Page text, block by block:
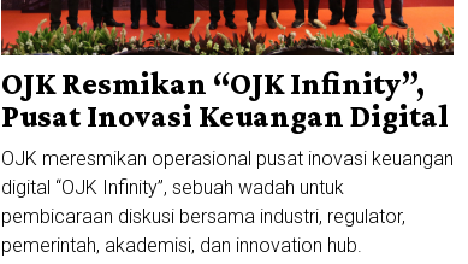
OJK Resmikan “OJK Infinity”,
Pusat Inovasi Keuangan Digital
OJK meresmikan operasional pusat inovasi keuangan
digital “OJK Infinity”, sebuah wadah untuk
pembicaraan diskusi bersama industri, regulator,
pemerintah, akademisi, dan innovation hub.